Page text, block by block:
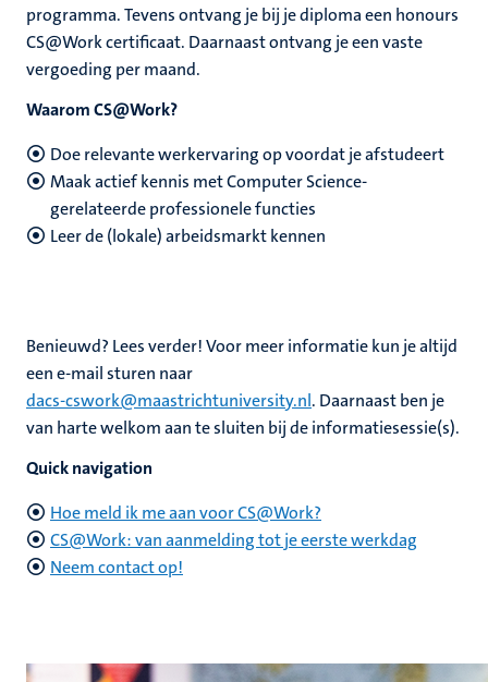
programma. Tevens ontvang je bij je diploma een honours
CS@Work certificaat. Daarnaast ontvang je een vaste
vergoeding per maand.
Waarom CS@Work?
Doe relevante werkervaring op voordat je afstudeert
Maak actief kennis met Computer Science-
gerelateerde professionele functies
Leer de (lokale) arbeidsmarkt kennen
Benieuwd? Lees verder! Voor meer informatie kun je altijd
een e-mail sturen naar
dacs-cswork@maastrichtuniversity.nl. Daarnaast ben je
van harte welkom aan te sluiten bij de informatiesessie(s).
Quick navigation
Hoe meld ik me aan voor CS@Work?
CS@Work: van aanmelding tot je eerste werkdag
Neem contact op!